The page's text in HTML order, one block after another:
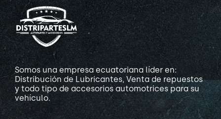
Somos una empresa ecuatoriana líder en:
Distribución de Lubricantes, Venta de repuestos
y todo tipo de accesorios automotrices para su
vehículo.